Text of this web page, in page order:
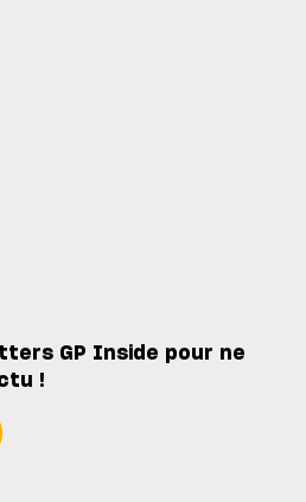
GP Inside pour ne
!